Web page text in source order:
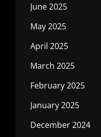
June 2025
May 2025
April 2025
March 2025
February 2025
January 2025
December 2024